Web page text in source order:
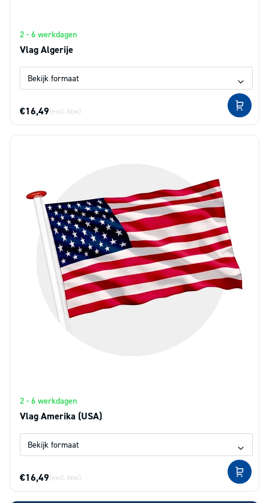
2 - 6 werkdagen
Vlag Algerije
€16,49(excl. btw)
2 - 6 werkdagen
Vlag Amerika (USA)
€16,49(excl. btw)